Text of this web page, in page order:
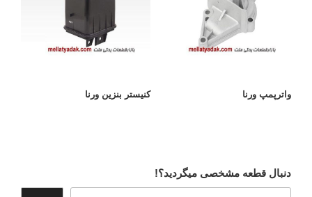
واترپمپ ورنا کنیستر بنزین ورنا
دنبال قطعه مشخصی میگردید؟!